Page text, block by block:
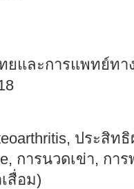
และการแพทย์ทา
ประสิท
การนวดเข่า, ก
สื่อม)